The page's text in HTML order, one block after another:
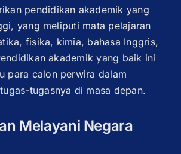
pendidikan akademik yang
yang meliputi mata pelajaran
fisika, kimia, bahasa Inggris,
akademik yang baik ini
para calon perwira dalam
tugasnya di masa depan.
Melayani Negara